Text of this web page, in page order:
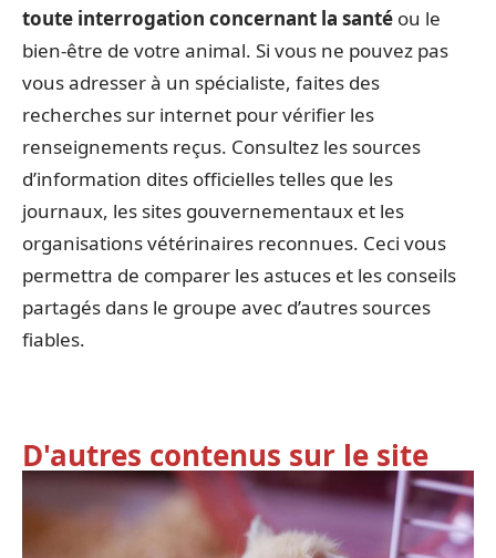
toute interrogation concernant la santé ou le
bien-être de votre animal. Si vous ne pouvez pas
vous adresser à un spécialiste, faites des
recherches sur internet pour vérifier les
renseignements reçus. Consultez les sources
d’information dites officielles telles que les
journaux, les sites gouvernementaux et les
organisations vétérinaires reconnues. Ceci vous
permettra de comparer les astuces et les conseils
partagés dans le groupe avec d’autres sources
fiables.
D'autres contenus sur le site